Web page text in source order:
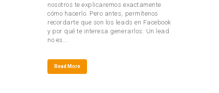
nosotros te explicaremos exactamente
cómo hacerlo. Pero antes, permítenos
recordarte que son los leads en Facebook
y por qué te interesa generarlos. Un lead
no es...
Read More